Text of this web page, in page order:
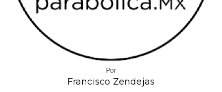
Por
Francisco Zendejas